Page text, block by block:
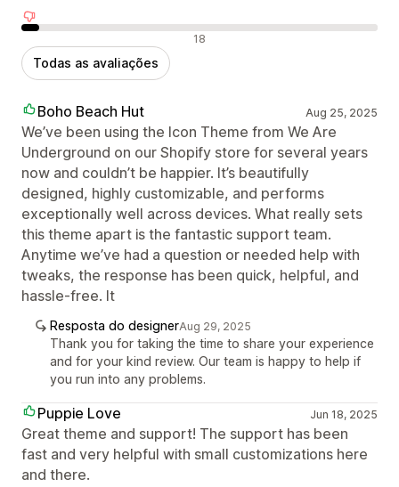
Avaliações negativas 18
Todas as avaliações
Boho Beach Hut Aug 25, 2025
We’ve been using the Icon Theme from We Are
Underground on our Shopify store for several years
now and couldn’t be happier. It’s beautifully
designed, highly customizable, and performs
exceptionally well across devices. What really sets
this theme apart is the fantastic support team.
Anytime we’ve had a question or needed help with
tweaks, the response has been quick, helpful, and
hassle-free. It
Resposta do designerAug 29, 2025
Thank you for taking the time to share your experience
and for your kind review. Our team is happy to help if
you run into any problems.
Puppie Love Jun 18, 2025
Great theme and support! The support has been
fast and very helpful with small customizations here
and there.